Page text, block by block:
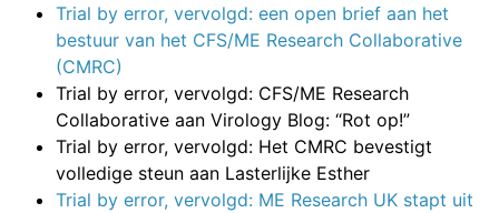
Trial by error, vervolgd: een open brief aan het
bestuur van het CFS/ME Research Collaborative
(CMRC)
Trial by error, vervolgd: CFS/ME Research
Collaborative aan Virology Blog: “Rot op!”
Trial by error, vervolgd: Het CMRC bevestigt
volledige steun aan Lasterlijke Esther
Trial by error, vervolgd: ME Research UK stapt uit